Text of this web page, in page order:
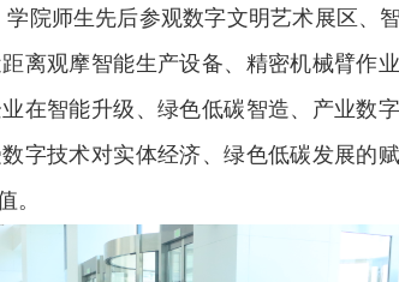
院师生先后参观数字文明艺术展区、
离观摩智能生产设备、精密机械臂作
在智能升级、绿色低碳智造、产业数
字技术对实体经济、绿色低碳发展的
。